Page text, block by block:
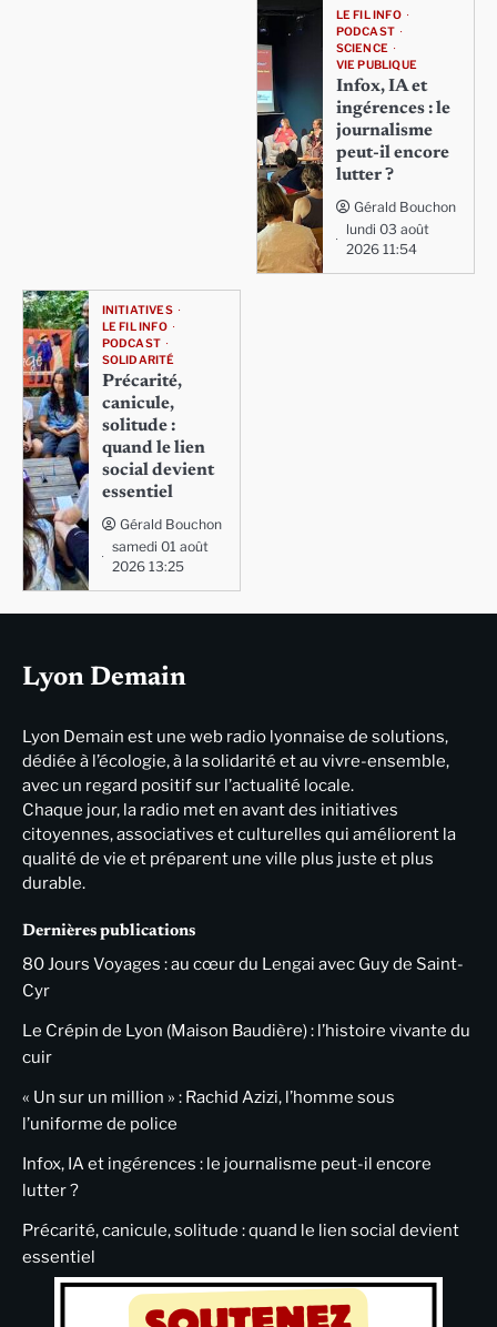
LE FIL INFO
PODCAST
SCIENCE
VIE PUBLIQUE
Infox, IA et
ingérences : le
journalisme
peut-il encore
lutter ?
Gérald Bouchon
lundi 03 août
2026 11:54
INITIATIVES
LE FIL INFO
PODCAST
SOLIDARITÉ
Précarité,
canicule,
solitude :
quand le lien
social devient
essentiel
Gérald Bouchon
samedi 01 août
2026 13:25
Lyon Demain
Lyon Demain est une web radio lyonnaise de solutions,
dédiée à l’écologie, à la solidarité et au vivre-ensemble,
avec un regard positif sur l’actualité locale.
Chaque jour, la radio met en avant des initiatives
citoyennes, associatives et culturelles qui améliorent la
qualité de vie et préparent une ville plus juste et plus
durable.
Dernières publications
80 Jours Voyages : au cœur du Lengai avec Guy de Saint-
Cyr
Le Crépin de Lyon (Maison Baudière) : l’histoire vivante du
cuir
« Un sur un million » : Rachid Azizi, l’homme sous
l’uniforme de police
Infox, IA et ingérences : le journalisme peut-il encore
lutter ?
Précarité, canicule, solitude : quand le lien social devient
essentiel